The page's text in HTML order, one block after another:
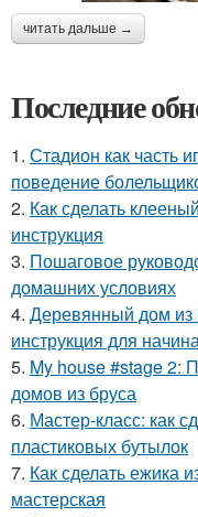
читать дальше →
Последние
1. Стадион как часть
поведение
2. Как сделать
инструкция
3. Пошаговое
домашних условиях
4. Деревянный дом из
инструкция для
5. My house #stage 2:
домов из бруса
6. Мастер-класс: как
пластиковых бутылок
7. Как сделать ежика
мастерская